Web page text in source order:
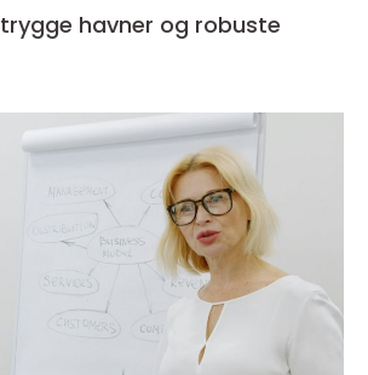
havner og robuste